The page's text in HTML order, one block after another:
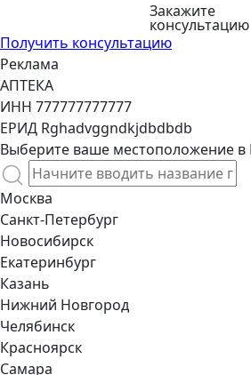
Закажите
консультацию
Получить консультацию
Реклама
АПТЕКА
ИНН 777777777777
ЕРИД Rghadvggndkjdbdbdb
Выберите ваше местоположение в
Москва
Санкт-Петербург
Новосибирск
Екатеринбург
Казань
Нижний Новгород
Челябинск
Красноярск
Самара